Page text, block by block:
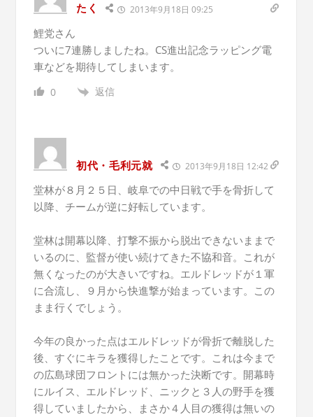
たく 2013年9月18日 09:25
鯉党さん
ついに7連勝しましたね。CS進出記念ラッピング電
車などを期待してしまいます。
0 返信
初代・毛利元就 2013年9月18日 12:42
堂林が８月２５日、岐阜での中日戦で手を骨折して
以降、チームが逆に好転しています。
堂林は開幕以降、打撃不振から脱出できないままで
いるのに、監督が使い続けてきた不協和音。これが
無くなったのが大きいですね。エルドレッドが１軍
に合流し、９月から快進撃が始まっています。この
まま行くでしょう。
今年の良かった点はエルドレッドが骨折で離脱した
後、すぐにキラを獲得したことです。これは今まで
の広島球団フロントには無かった決断です。開幕時
にルイス、エルドレッド、ニックと３人の野手を獲
得していましたから、まさか４人目の獲得は無いの